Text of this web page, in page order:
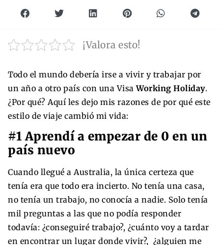
¡Valora esto!
Todo el mundo debería irse a vivir y trabajar por
un año a otro país con una VisaWorking Holiday.
¿Por qué? Aquí les dejo mis razones de por qué este
estilo de viaje cambió mi vida:
#1 Aprendí a empezar de 0 en un
país nuevo
Cuando llegué a Australia, la única certeza que
tenía era que todo era incierto. No tenía una casa,
no tenía un trabajo, no conocía a nadie. Solo tenía
mil preguntas a las que no podía responder
todavía: ¿conseguiré trabajo?, ¿cuánto voy a tardar
en encontrar un lugar donde vivir?, ¿alguien me